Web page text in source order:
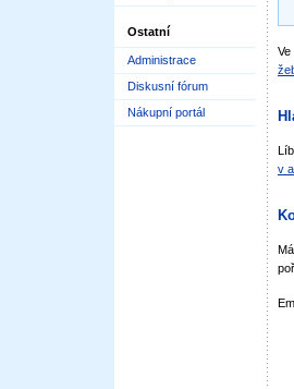
Ostatní
Administrace
Diskusní fórum
Nákupní portál
Ve
v